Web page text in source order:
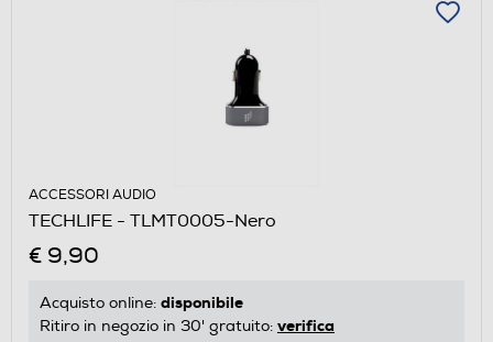
ACCESSORI AUDIO
TECHLIFE - TLMT0005-Nero
€ 9,90
Acquisto online: disponibile
Ritiro in negozio in 30' gratuito: verifica